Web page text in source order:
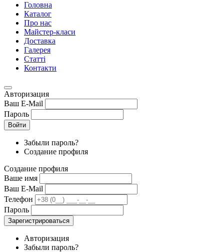
Головна
Каталог
Про нас
Майстер-класи
Доставка
Галерея
Статтi
Контакти
Авторизация
Ваш E-Mail
Пароль
Войти
Забыли пароль?
Создание профиля
Создание профиля
Ваше имя
Ваш E-Mail
Телефон
Пароль
Зарегистрироваться
Авторизация
Забыли пароль?